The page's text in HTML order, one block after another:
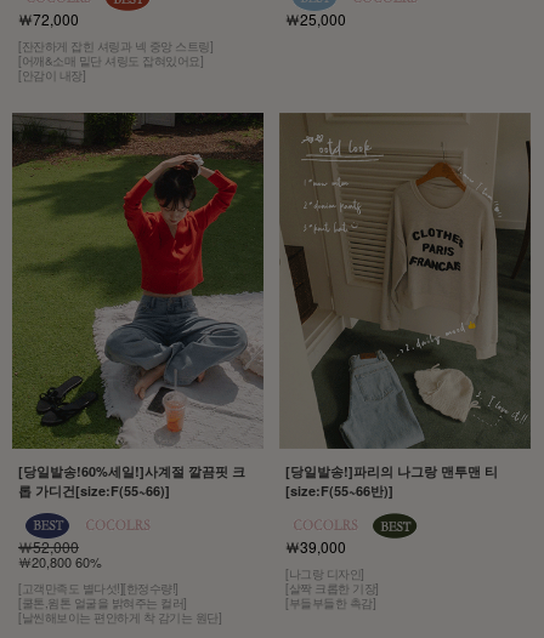
￦72,000
[잔잔하게 잡힌 셔링과 넥 중앙 스트링]
[어깨&소매 밑단 셔링도 잡혀있어요]
[안감이 내장]
￦25,000
[당일발송!60%세일!]사계절 깔끔핏 크
롭 가디건[size:F(55~66)]
￦52,000
￦20,800 60%
[고객만족도 별다섯!][한정수량!]
[쿨톤,윔톤 얼굴을 밝혀주는 컬러]
[날씬해보이는 편안하게 착 감기는 원단]
[당일발송!]파리의 나그랑 맨투맨 티
[size:F(55~66반)]
￦39,000
[나그랑 디자인]
[살짝 크롭한 기장]
[부들부들한 촉감]